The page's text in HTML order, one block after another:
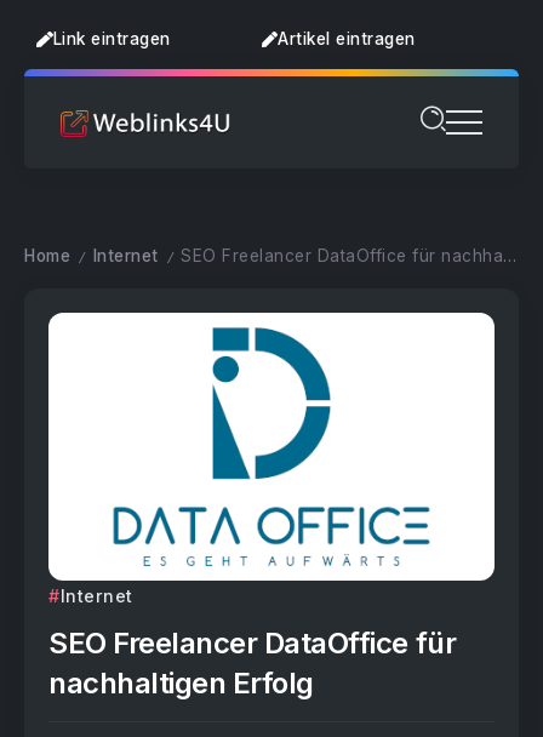
Link eintragen Artikel eintragen
Home / Internet / SEO Freelancer DataOffice für nachhaltigen Erfolg
Internet
SEO Freelancer DataOffice für
nachhaltigen Erfolg